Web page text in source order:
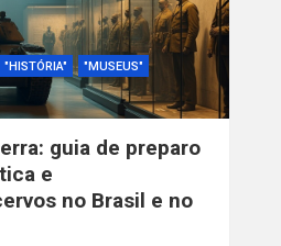
"HISTÓRIA"
"MUSEUS"
guia de preparo
e
no Brasil e no